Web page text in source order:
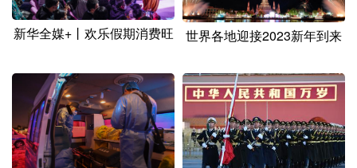
新华全媒+丨欢乐假期消费旺 世界各地迎接2023新年到来